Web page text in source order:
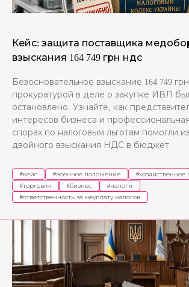
Кейс: защита поставщика
взыскания 164 749 грн ндс
Безосновательное взыскание 164 749
прокуратурой в деле о закупке ИВЛ
остановлено. Узнайте, как
интересов бизнеса и
спорах по налоговым льготам помогли
двойного взыскания НДС в бюджет.
#кейс #военное положение #хозяйственное
#торговля #бизнес #налоги
#ответственность за неуплату налогов